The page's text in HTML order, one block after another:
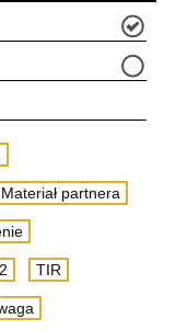
Materiał partnera
TIR